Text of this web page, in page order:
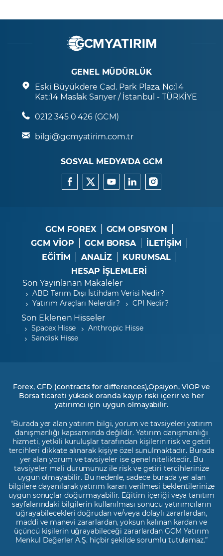
GENEL MÜDÜRLÜK
Eski Büyükdere Cad. Park Plaza. No:14
Kat:14 Maslak Sarıyer / İstanbul - TÜRKİYE
0212 345 0 426 (GCM)
bilgi@gcmyatirim.com.tr
SOSYAL MEDYA’DA GCM
GCM FOREX
GCM OPSIYON
GCM VİOP
GCM BORSA
İLETİŞİM
EĞİTİM
ANALİZ
KURUMSAL
HESAP İŞLEMLERİ
Son Yayınlanan Makaleler
ABD Tarım Dışı İstihdam Verisi Nedir?
Yatırım Araçları Nelerdir?
CPI Nedir?
Son Eklenen Hisseler
Spacex Hisse
Anthropic Hisse
Sandisk Hisse
Forex, CFD (contracts for differences),Opsiyon, VİOP ve
Borsa ticareti yüksek oranda kayıp riski içerir ve her
yatırımcı için uygun olmayabilir.
"Burada yer alan yatırım bilgi, yorum ve tavsiyeleri yatırım
danışmanlığı kapsamında değildir. Yatırım danışmanlığı
hizmeti, yetkili kuruluşlar tarafından kişilerin risk ve getiri
tercihleri dikkate alınarak kişiye özel sunulmaktadır. Burada
yer alan yorum ve tavsiyeler ise genel niteliktedir. Bu
tavsiyeler mali durumunuz ile risk ve getiri tercihlerinize
uygun olmayabilir. Bu nedenle, sadece burada yer alan
bilgilere dayanılarak yatırım kararı verilmesi beklentilerinize
uygun sonuçlar doğurmayabilir. Eğitim içeriği veya tanıtım
sayfalarındaki bilgilerin kullanılması sonucu yatırımcıların
uğrayabilecekleri doğrudan ve/veya dolaylı zararlardan,
maddi ve manevi zararlardan, yoksun kalınan kardan ve
üçüncü kişilerin uğrayabileceği zararlardan GCM Yatırım
Menkul Değerler A.Ş. hiçbir şekilde sorumlu tutulamaz.”